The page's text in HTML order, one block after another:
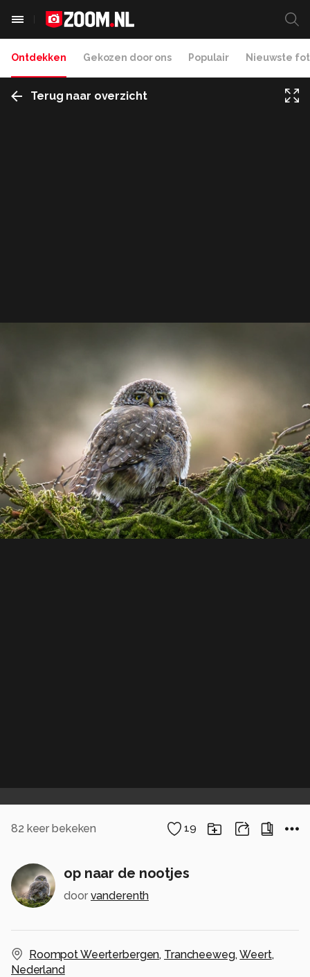
Ontdekken Gekozen door ons Populair Nieuwste
Terug naar overzicht
82 keer bekeken 19
op naar de nootjes
door vanderenth
Roompot Weerterbergen, Trancheeweg,Weert,
Nederland